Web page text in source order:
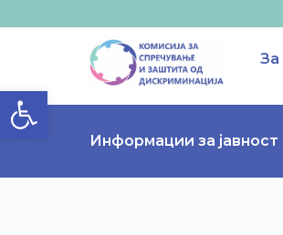
Open toolbarp
t
Информации за јавност